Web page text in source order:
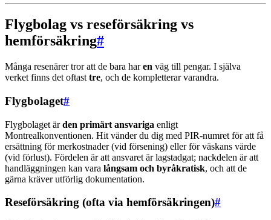
Flygbolag vs reseförsäkring vs
hemförsäkring#
Många resenärer tror att de bara haren väg till pengar. I själva
verket finns det oftast tre, och de kompletterar varandra.
Flygbolaget#
Flygbolaget ärden primärt ansvariga enligt
Montrealkonventionen. Hit vänder du dig med PIR-numret för att få
ersättning för merkostnader (vid försening) eller för väskans värde
(vid förlust). Fördelen är att ansvaret är lagstadgat; nackdelen är att
handläggningen kan vara långsam och byråkratisk, och att de
gärna kräver utförlig dokumentation.
Reseförsäkring (ofta via hemförsäkringen)#